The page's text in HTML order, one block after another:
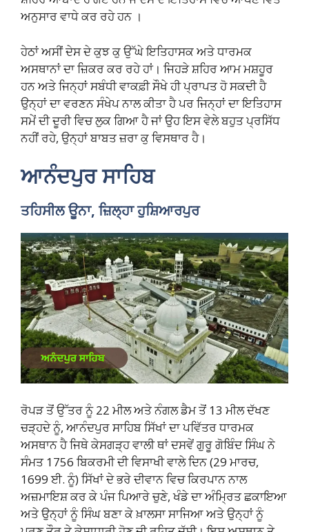
ਅਨੁਸਾਰ ਵਾਧੇ ਕਰ ਰਹੇ ਹਨ ।
ਹੇਠਾਂ ਅਸੀਂ ਦੇਸ ਦੇ ਕੁਝ ਕੁ ਉੱਘੇ ਇਤਿਹਾਸਕ ਅਤੇ ਧਾਰਮਕ
ਅਸਥਾਨਾਂ ਦਾ ਜ਼ਿਕਰ ਕਰ ਰਹੇ ਹਾਂ। ਜਿਹੜੇ ਸ਼ਹਿਰ ਆਮ ਮਸ਼ਹੂਰ
ਹਨ ਅਤੇ ਜਿਨ੍ਹਾਂ ਸਬੰਧੀ ਵਾਕਫ਼ੀ ਸੌਖੇ ਹੀ ਪ੍ਰਾਪਤ ਹੋ ਸਕਦੀ ਹੈ
ਉਨ੍ਹਾਂ ਦਾ ਵਰਣਨ ਸੰਖੇਪ ਨਾਲ ਕੀਤਾ ਹੈ ਪਰ ਜਿਨ੍ਹਾਂ ਦਾ ਇਤਿਹਾਸ
ਸਮੇਂ ਦੀ ਦੂਰੀ ਵਿਚ ਲੁਕ ਗਿਆ ਹੈ ਜਾਂ ਉਹ ਇਸ ਵੇਲੇ ਬਹੁਤ ਪ੍ਰਸਿੱਧ
ਨਹੀਂ ਰਹੇ, ਉਨ੍ਹਾਂ ਬਾਬਤ ਜ਼ਰਾ ਕੁ ਵਿਸਥਾਰ ਹੈ।
ਆਨੰਦਪੁਰ ਸਾਹਿਬ
ਤਹਿਸੀਲ ਊਨਾ, ਜ਼ਿਲ੍ਹਾ ਹੁਸ਼ਿਆਰਪੁਰ
ਰੋਪੜ ਤੋਂ ਉੱਤਰ ਨੂੰ 22 ਮੀਲ ਅਤੇ ਨੰਗਲ ਡੈਮ ਤੋਂ 13 ਮੀਲ ਦੱਖਣ
ਚੜ੍ਹਦੇ ਨੂੰ, ਆਨੰਦਪੁਰ ਸਾਹਿਬ ਸਿੱਖਾਂ ਦਾ ਪਵਿੱਤਰ ਧਾਰਮਕ
ਅਸਥਾਨ ਹੈ ਜਿਥੇ ਕੇਸਗੜ੍ਹ ਵਾਲੀ ਥਾਂ ਦਸਵੇਂ ਗੁਰੂ ਗੋਬਿੰਦ ਸਿੰਘ ਨੇ
ਸੰਮਤ 1756 ਬਿਕਰਮੀ ਦੀ ਵਿਸਾਖੀ ਵਾਲੇ ਦਿਨ (29 ਮਾਰਚ,
1699 ਈ. ਨੂੰ) ਸਿੱਖਾਂ ਦੇ ਭਰੇ ਦੀਵਾਨ ਵਿਚ ਕਿਰਪਾਨ ਨਾਲ
ਅਜ਼ਮਾਇਸ਼ ਕਰ ਕੇ ਪੰਜ ਪਿਆਰੇ ਚੁਣੇ, ਖੰਡੇ ਦਾ ਅੰਮ੍ਰਿਤ ਛਕਾਇਆ
ਅਤੇ ਉਨ੍ਹਾਂ ਨੂੰ ਸਿੰਘ ਬਣਾ ਕੇ ਖ਼ਾਲਸਾ ਸਾਜਿਆ ਅਤੇ ਉਨ੍ਹਾਂ ਨੂੰ